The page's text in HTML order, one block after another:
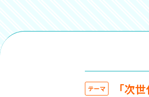
テーマ 「次